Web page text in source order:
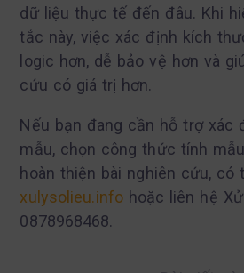
dữ liệu thực tế đến đâu. Khi
tắc này, việc xác định kích
logic hơn, dễ bảo vệ hơn và
cứu có giá trị hơn.
Nếu bạn đang cần hỗ trợ xác
mẫu, chọn công thức tính
hoàn thiện bài nghiên cứu, có
xulysolieu.infohoặc liên hệ
0878968468.